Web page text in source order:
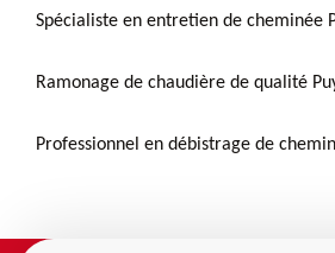
Spécialiste en entretien de cheminée
Ramonage de chaudière de qualité
Professionnel en débistrage de